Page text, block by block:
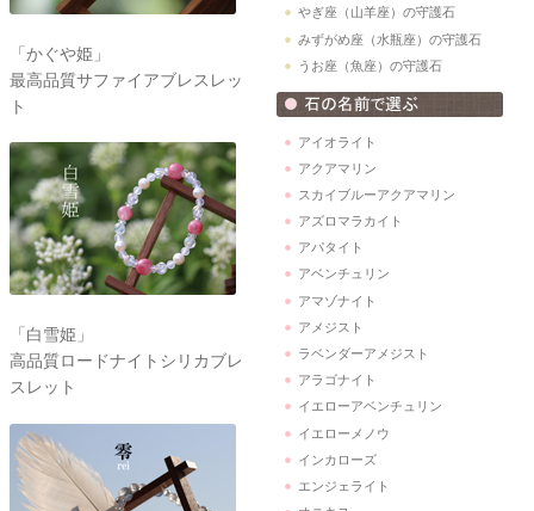
「かぐや姫」
最高品質サファイアブレスレッ
ト
「白雪姫」
高品質ロードナイトシリカブレ
スレット
やぎ座（山羊座）の守護石
みずがめ座（水瓶座）の守護石
うお座（魚座）の守護石
アイオライト
アクアマリン
スカイブルーアクアマリン
アズロマラカイト
アパタイト
アベンチュリン
アマゾナイト
アメジスト
ラベンダーアメジスト
アラゴナイト
イエローアベンチュリン
イエローメノウ
インカローズ
エンジェライト